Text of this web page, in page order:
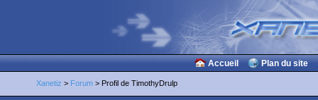
Accueil Plan du site
Xanetiz > Forum > Profil de TimothyDrulp